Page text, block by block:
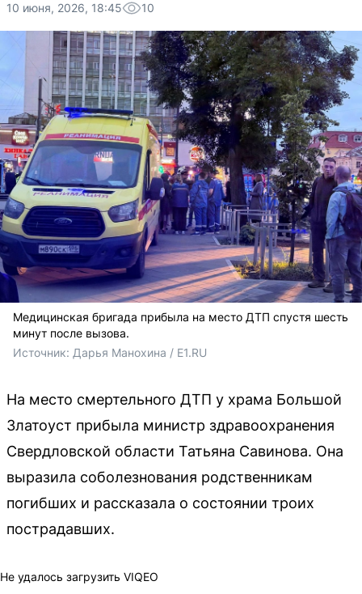
10 июня, 2026, 18:45 10
Медицинская бригада прибыла на место ДТП спустя шесть
минут после вызова.
Источник: Дарья Манохина / E1.RU
На место смертельного ДТП у храма Большой
Златоуст прибыла министр здравоохранения
Свердловской области Татьяна Савинова. Она
выразила соболезнования родственникам
погибших и рассказала о состоянии троих
пострадавших.
Не удалось загрузить VIQEO